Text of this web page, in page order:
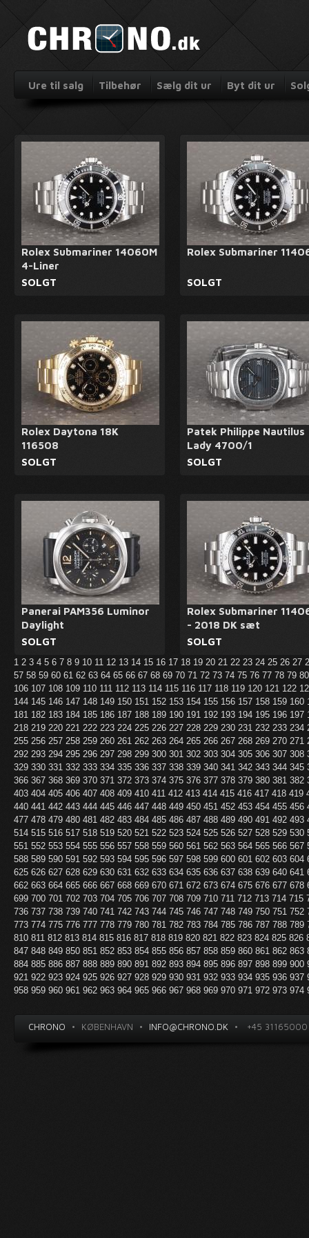
Ure til salg Tilbehør Sælg dit ur Byt dit ur
Rolex Submariner 14060M
4-Liner
SOLGT
Rolex Submariner
SOLGT
Rolex Daytona 18K
116508
SOLGT
Patek Philippe Nautilus
Lady 4700/1
SOLGT
Panerai PAM356 Luminor
Daylight
SOLGT
Rolex Submariner
- 2018 DK sæt
SOLGT
1 2 3 4 5 6 7 8 9 10 11 12 13 14 15 16 17 18 19 20 21 22 23 24 25 26 27
57 58 59 60 61 62 63 64 65 66 67 68 69 70 71 72 73 74 75 76 77 78 79
106 107 108 109 110 111 112 113 114 115 116 117 118 119 120 121 122
144 145 146 147 148 149 150 151 152 153 154 155 156 157 158 159 160
181 182 183 184 185 186 187 188 189 190 191 192 193 194 195 196 197
218 219 220 221 222 223 224 225 226 227 228 229 230 231 232 233 234
255 256 257 258 259 260 261 262 263 264 265 266 267 268 269 270 271
292 293 294 295 296 297 298 299 300 301 302 303 304 305 306 307 308
329 330 331 332 333 334 335 336 337 338 339 340 341 342 343 344 345
366 367 368 369 370 371 372 373 374 375 376 377 378 379 380 381 382
403 404 405 406 407 408 409 410 411 412 413 414 415 416 417 418 419
440 441 442 443 444 445 446 447 448 449 450 451 452 453 454 455 456
477 478 479 480 481 482 483 484 485 486 487 488 489 490 491 492 493
514 515 516 517 518 519 520 521 522 523 524 525 526 527 528 529 530
551 552 553 554 555 556 557 558 559 560 561 562 563 564 565 566 567
588 589 590 591 592 593 594 595 596 597 598 599 600 601 602 603 604
625 626 627 628 629 630 631 632 633 634 635 636 637 638 639 640 641
662 663 664 665 666 667 668 669 670 671 672 673 674 675 676 677 678
699 700 701 702 703 704 705 706 707 708 709 710 711 712 713 714 715
736 737 738 739 740 741 742 743 744 745 746 747 748 749 750 751 752
773 774 775 776 777 778 779 780 781 782 783 784 785 786 787 788 789
810 811 812 813 814 815 816 817 818 819 820 821 822 823 824 825 826
847 848 849 850 851 852 853 854 855 856 857 858 859 860 861 862 863
884 885 886 887 888 889 890 891 892 893 894 895 896 897 898 899 900
921 922 923 924 925 926 927 928 929 930 931 932 933 934 935 936 937
958 959 960 961 962 963 964 965 966 967 968 969 970 971 972 973 974
CHRONO • KØBENHAVN • INFO@CHRONO.DK • +45 31165000